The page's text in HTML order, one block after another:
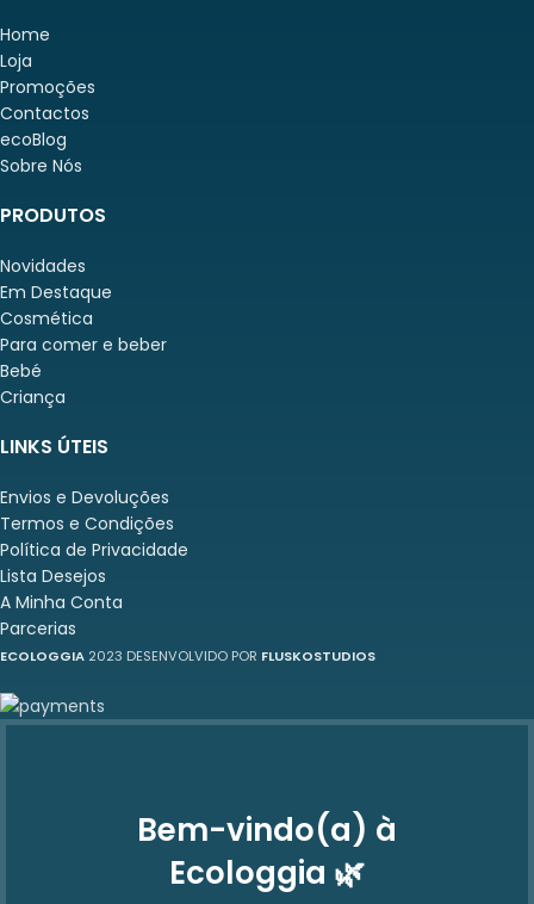
Home
Loja
Promoções
Contactos
ecoBlog
Sobre Nós
PRODUTOS
Novidades
Em Destaque
Cosmética
Para comer e beber
Bebé
Criança
LINKS ÚTEIS
Envios e Devoluções
Termos e Condições
Política de Privacidade
Lista Desejos
A Minha Conta
Parcerias
ECOLOGGIA 2023 DESENVOLVIDO POR FLUSKOSTUDIOS
Bem-vindo(a) à
Ecologgia 🌿